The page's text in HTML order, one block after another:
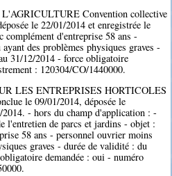
Convention collective
le 22/01/2014 et enregistrée le
complément d'entreprise 58 ans -
des problèmes physiques graves -
31/12/2014 - force obligatoire
: 120304/CO/1440000.
LES ENTREPRISES HORTICOLES
le 09/01/2014, déposée le
- hors du champ d'application : -
l'entretien de parcs et jardins - objet :
58 ans - personnel ouvrier moins
graves - durée de validité : du
demandée : oui - numéro